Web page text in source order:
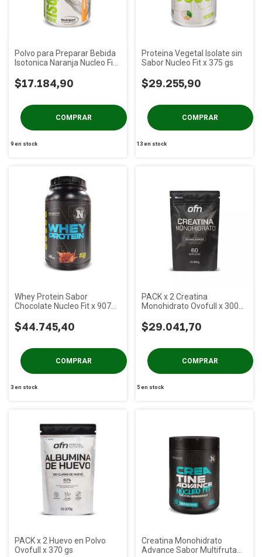
Polvo para Preparar Bebida
Isotonica Naranja Nucleo Fit
$17.184,90
9en stock
Proteina Vegetal Isolate sin
Sabor Nucleo Fit x 375 gs
$29.255,90
13 en stock
Whey Protein Sabor
Chocolate Nucleo Fit x 907
$44.745,40
3en stock
PACK x 2 Creatina
Monohidrato Ovofull x 300
$29.041,70
5 en stock
PACK x 2 Huevo en Polvo
Ovofull x 370 gs
Creatina Monohidrato
Advance Sabor Multifruta